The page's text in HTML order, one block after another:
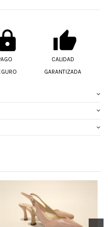
CALIDAD
GARANTIZADA